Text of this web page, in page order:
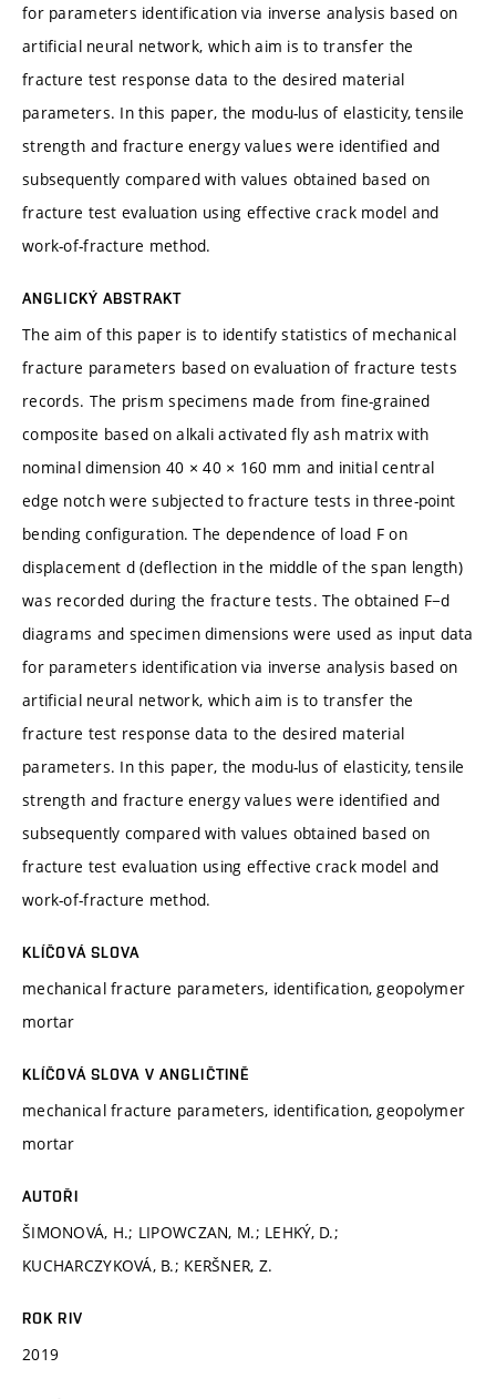
for parameters identification via inverse analysis based on
artificial neural network, which aim is to transfer the
fracture test response data to the desired material
parameters. In this paper, the modu-lus of elasticity, tensile
strength and fracture energy values were identified and
subsequently compared with values obtained based on
fracture test evaluation using effective crack model and
work-of-fracture method.
ANGLICKÝ ABSTRAKT
The aim of this paper is to identify statistics of mechanical
fracture parameters based on evaluation of fracture tests
records. The prism specimens made from fine-grained
composite based on alkali activated fly ash matrix with
nominal dimension 40 × 40 × 160 mm and initial central
edge notch were subjected to fracture tests in three-point
bending configuration. The dependence of load F on
displacement d (deflection in the middle of the span length)
was recorded during the fracture tests. The obtained F−d
diagrams and specimen dimensions were used as input data
for parameters identification via inverse analysis based on
artificial neural network, which aim is to transfer the
fracture test response data to the desired material
parameters. In this paper, the modu-lus of elasticity, tensile
strength and fracture energy values were identified and
subsequently compared with values obtained based on
fracture test evaluation using effective crack model and
work-of-fracture method.
KLÍČOVÁ SLOVA
mechanical fracture parameters, identification, geopolymer
mortar
KLÍČOVÁ SLOVA V ANGLIČTINĚ
mechanical fracture parameters, identification, geopolymer
mortar
AUTOŘI
ŠIMONOVÁ, H.; LIPOWCZAN, M.; LEHKÝ, D.;
KUCHARCZYKOVÁ, B.; KERŠNER, Z.
ROK RIV
2019